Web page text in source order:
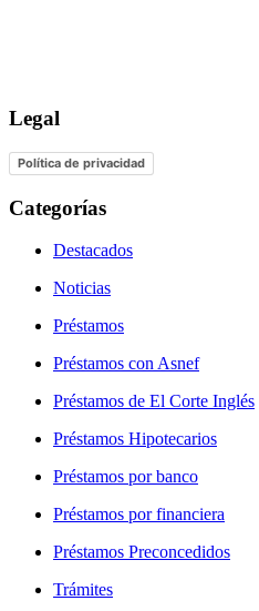
Legal
Política de privacidad
Categorías
Destacados
Noticias
Préstamos
Préstamos con Asnef
Préstamos de El Corte Inglés
Préstamos Hipotecarios
Préstamos por banco
Préstamos por financiera
Préstamos Preconcedidos
Trámites